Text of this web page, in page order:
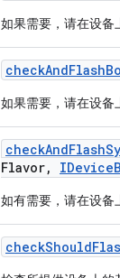
如果需要，请在设备
checkAndFlash
如果需要，请在设备
checkAndFlash
Flavor, IDevice
如有需要，请在设备
checkShould